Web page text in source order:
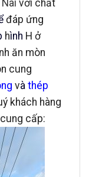
với chất
đáp ứng
hình H ở
ăn mòn
cung
và thép
khách hàng
cấp: